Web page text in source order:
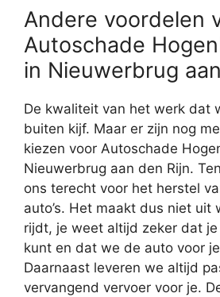
Andere voordelen
Autoschade
in Nieuwerbrug
De kwaliteit van het werk dat
buiten kijf. Maar er zijn nog
kiezen voor Autoschade
Nieuwerbrug aan den Rijn.
ons terecht voor het herstel
auto’s. Het maakt dus niet uit
rijdt, je weet altijd zeker dat
kunt en dat we de auto voor
Daarnaast leveren we altijd
vervangend vervoer voor je.